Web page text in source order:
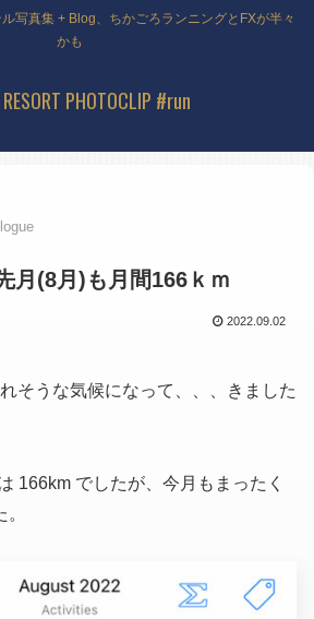
写真集 + Blog、ちかごろランニングとFXが半々
かも
PHOTOCLIP #run
月(8月)も月間166ｋｍ
2022.09.02
そうな気候になって、、、きました
166km でしたが、今月もまったく